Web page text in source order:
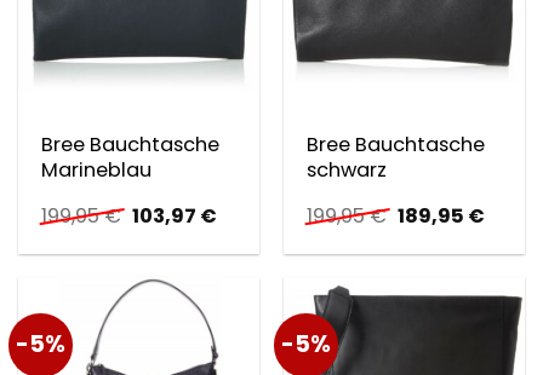
Bree Bauchtasche
Marineblau
199,95€ Ursprünglicher
Preis
war:
199,95 €
103,97 €
ist:
Bree Bauchtasche
schwarz
199,95€ Ursprünglicher
Preis
war:
189,95 €
ist:
-5% -5%